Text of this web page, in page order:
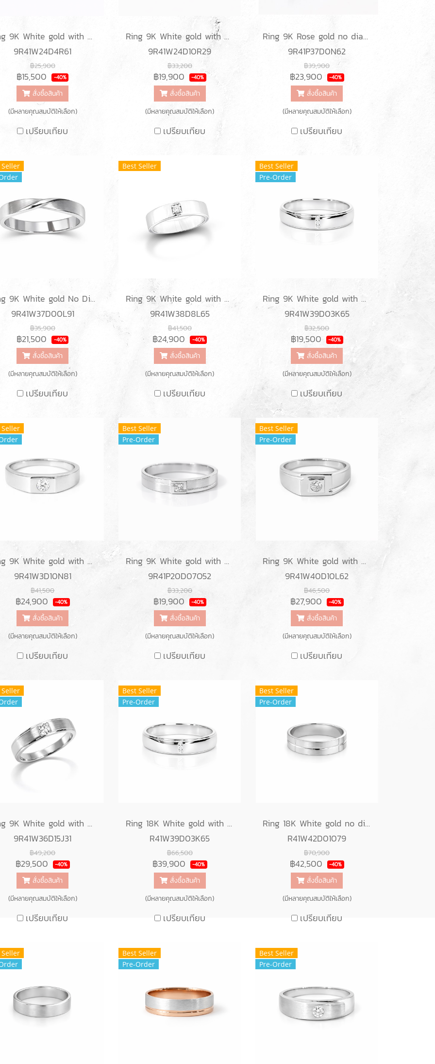
Ring 9K White gold with Round Diamond
9R41W24D4R61
฿25,900
฿15,500 -40%
สั่งซื้อสินค้า
(มีหลายคุณสมบัติให้เลือก)
เปรียบเทียบ
Ring 9K White gold with Round Diamond
9R41W24D10R29
฿33,200
฿19,900 -40%
สั่งซื้อสินค้า
(มีหลายคุณสมบัติให้เลือก)
เปรียบเทียบ
Ring 9K Rose gold no diamond
9R41P37D0N62
฿39,900
฿23,900 -40%
สั่งซื้อสินค้า
(มีหลายคุณสมบัติให้เลือก)
เปรียบเทียบ
Ring 9K White gold No Diamond
9R41W37D00L91
฿35,900
฿21,500 -40%
สั่งซื้อสินค้า
(มีหลายคุณสมบัติให้เลือก)
เปรียบเทียบ
Best Seller
Ring 9K White gold with Round Diamond
9R41W38D8L65
฿41,500
฿24,900 -40%
สั่งซื้อสินค้า
(มีหลายคุณสมบัติให้เลือก)
เปรียบเทียบ
Best Seller
Pre-Order
Ring 9K White gold with Round Diamond
9R41W39D03K65
฿32,500
฿19,500 -40%
สั่งซื้อสินค้า
(มีหลายคุณสมบัติให้เลือก)
เปรียบเทียบ
Ring 9K White gold with Round Diamond
9R41W3D10N81
฿41,500
฿24,900 -40%
สั่งซื้อสินค้า
(มีหลายคุณสมบัติให้เลือก)
เปรียบเทียบ
Best Seller
Pre-Order
Ring 9K White gold with Round Diamond
9R41P20D07O52
฿33,200
฿19,900 -40%
สั่งซื้อสินค้า
(มีหลายคุณสมบัติให้เลือก)
เปรียบเทียบ
Best Seller
Pre-Order
Ring 9K White gold with Round Diamond
9R41W40D10L62
฿46,500
฿27,900 -40%
สั่งซื้อสินค้า
(มีหลายคุณสมบัติให้เลือก)
เปรียบเทียบ
Ring 9K White gold with Round Diamond
9R41W36D15J31
฿49,200
฿29,500 -40%
สั่งซื้อสินค้า
(มีหลายคุณสมบัติให้เลือก)
เปรียบเทียบ
Best Seller
Pre-Order
Ring 18K White gold with Round Diamond
R41W39D03K65
฿66,500
฿39,900 -40%
สั่งซื้อสินค้า
(มีหลายคุณสมบัติให้เลือก)
เปรียบเทียบ
Best Seller
Pre-Order
Ring 18K White gold no diamond
R41W42D01079
฿70,900
฿42,500 -40%
สั่งซื้อสินค้า
(มีหลายคุณสมบัติให้เลือก)
เปรียบเทียบ
Best Seller
Pre-Order
Best Seller
Pre-Order